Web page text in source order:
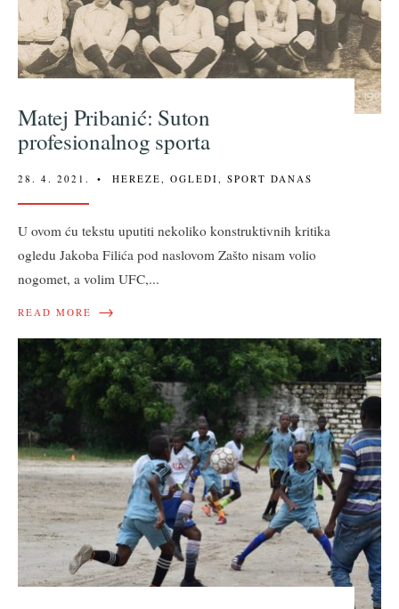
Matej Pribanić: Suton
profesionalnog sporta
28. 4. 2021. • HEREZE OGLEDI SPORT DANAS
U ovom ću tekstu uputiti nekoliko konstruktivnih kritika
ogledu Jakoba Filića pod naslovom Zašto nisam volio
nogomet, a volim UFC,...
READ MORE →